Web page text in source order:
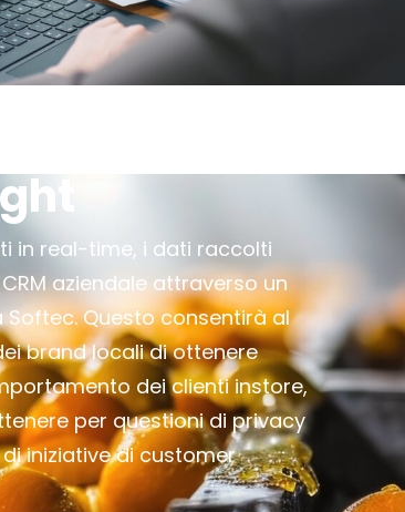
in real-time, i dati raccolti
aziendale attraverso un
Questo consentirà al
brand locali di ottenere
dei clienti instore,
per questioni di privacy
iniziative di customer